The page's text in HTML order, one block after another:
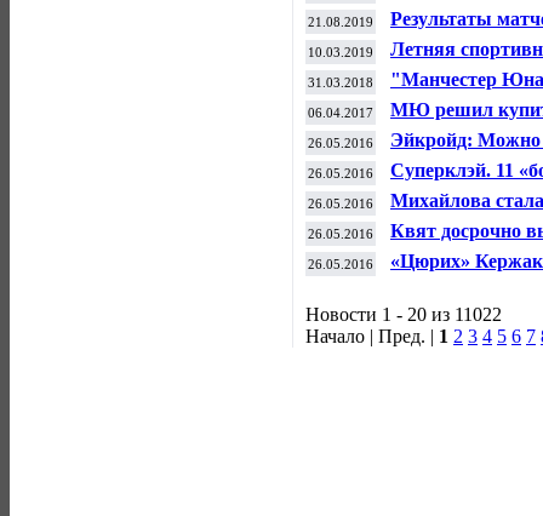
21.08.2019
Результаты
футболу (16-17
10.03.2019 Летняя
31.03.2018
"Манчестер
вышли в плей-
06.04.2017
МЮ решил
миллионов евро
26.05.2016
Эйкройд: Можно
Билялетдинове?
26.05.2016
Суперклэй. 11
вылета
26.05.2016
Михайлова
настольному
26.05.2016 Квят досрочно
26.05.2016 «Цюрих»
Новости 1 - 20 из 11022
Начало | Пред. | 1 2 3 4 5 6 7